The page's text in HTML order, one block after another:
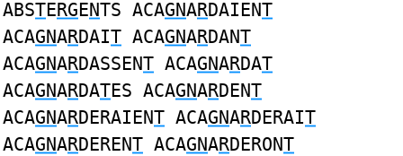
ABSTERGENTS ACAGNARDAIENT
ACAGNARDAIT ACAGNARDANT
ACAGNARDASSENT ACAGNARDAT
ACAGNARDATES ACAGNARDENT
ACAGNARDERAIENT ACAGNARDERAIT
ACAGNARDERENT ACAGNARDERONT